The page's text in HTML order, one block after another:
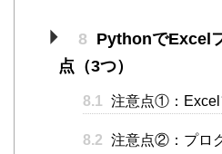
8 PythonでExcel
点（3つ）
8.1 注意点①：Excel
8.2 注意点②：プロ